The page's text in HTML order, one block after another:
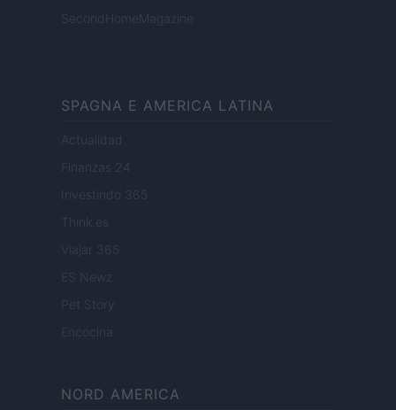
SecondHomeMagazine
SPAGNA E AMERICA LATINA
Actualidad
Finanzas 24
Investindo 365
Think.es
Viajar 365
ES Newz
Pet Story
Encocina
NORD AMERICA